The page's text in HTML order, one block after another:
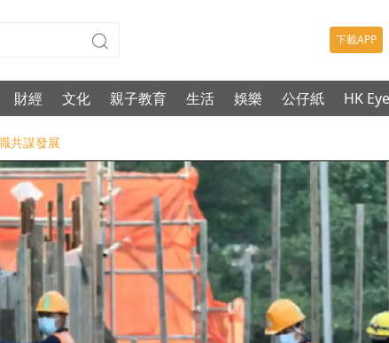
下載APP
財經 文化 親子教育 生活 娛樂 公仔紙 HK Eye
共謀發展